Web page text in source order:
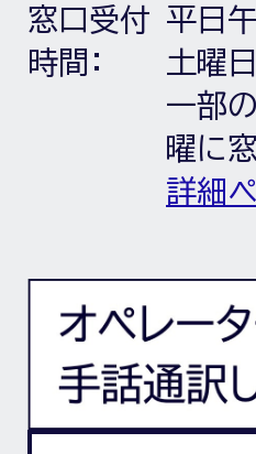
窓口受付
時間:
平日
土曜
一部
曜に
詳細